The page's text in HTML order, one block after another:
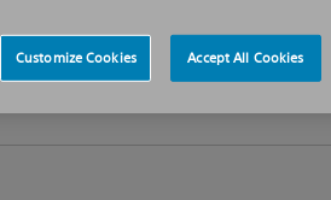
Customize Cookies Accept All Cookies